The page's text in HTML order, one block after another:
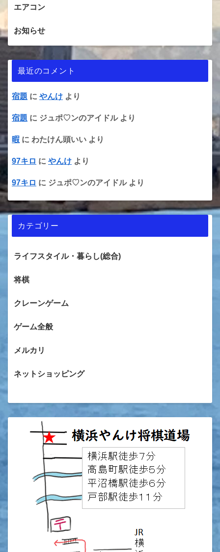
エアコン
お知らせ
最近のコメント
宿題 に やんけ より
宿題 に ジュポ♡ンのアイドルより
暇 に わたけん頭いい より
97キロ に やんけ より
97キロ に ジュポ♡ンのアイドルより
カテゴリー
ライフスタイル・暮らし(総合)
将棋
クレーンゲーム
ゲーム全般
メルカリ
ネットショッピング